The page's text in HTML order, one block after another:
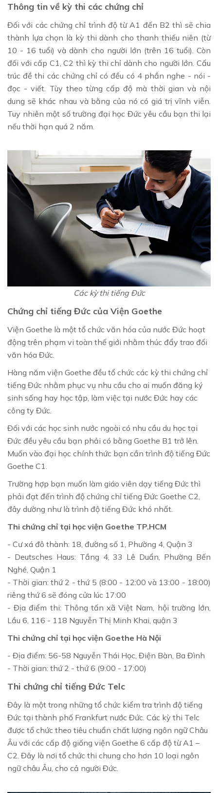
Thông tin về kỳ thi các chứng chỉ
Đối với các chứng chỉ trình độ từ A1 đến B2 thì sẽ chia
thành lựa chọn là kỳ thi dành cho thanh thiếu niên (từ
10 - 16 tuổi) và dành cho người lớn (trên 16 tuổi). Còn
đối với cấp C1, C2 thì kỳ thi chỉ dành cho người lớn. Cấu
trúc đề thi các chứng chỉ có đều có 4 phần nghe - nói -
đọc - viết. Tùy theo từng cấp độ mà thời gian và nội
dung sẽ khác nhau và bằng của nó có giá trị vĩnh viễn.
Tuy nhiên một số trường đại học Đức yêu cầu bạn thi lại
nếu thời hạn quá 2 năm.
Các kỳ thi tiếng Đức
Chứng chỉ tiếng Đức của Viện Goethe
Viện Goethe là một tổ chức văn hóa của nước Đức hoạt
động trên phạm vi toàn thế giới nhằm thúc đẩy trao đổi
văn hóa Đức.
Hàng năm viện Goethe đều tổ chức các kỳ thi chứng chỉ
tiếng Đức nhằm phục vụ nhu cầu cho ai muốn đăng ký
sinh sống hay học tập, làm việc tại nước Đức hay các
công ty Đức.
Đối với các học sinh nước ngoài có nhu cầu du học tại
Đức đều yêu cầu bạn phải có bằng Goethe B1 trở lên.
Muốn vào đại học chính thức bạn cần trình độ tiếng Đức
Goethe C1.
Trường hợp bạn muốn làm giáo viên dạy tiếng Đức thì
phải đạt đến trình độ chứng chỉ tiếng Đức Goethe C2,
đây dường như là trình độ tiếng Đức khó nhất.
Thi chứng chỉ tại học viện Goethe TP.HCM
- Cư xá đô thành: 18, đường số 1, Phường 4, Quận 3
- Deutsches Haus: Tầng 4, 33 Lê Duẩn, Phường Bến
Nghé, Quận 1
- Thời gian: thứ 2 - thứ 5 (8:00 - 12:00 và 13:00 - 18:00)
riêng thứ 6 sẽ đóng cửa lúc 17:00
- Địa điểm thi: Thông tấn xã Việt Nam, hội trường lớn,
Lầu 6, 116 - 118 Nguyễn Thị Minh Khai, quận 3
Thi chứng chỉ tại học viện Goethe Hà Nội
- Địa điểm: 56-58 Nguyễn Thái Học, Điện Bàn, Ba Đình
- Thời gian: thứ 2 - thứ 6 (9:00 - 17:00)
Thi chứng chỉ tiếng Đức Telc
Đây là một trong những tổ chức kiểm tra trình độ tiếng
Đức tại thành phố Frankfurt nước Đức. Các kỳ thi Telc
được tổ chức theo tiêu chuẩn chất lượng ngôn ngữ Châu
Âu với các cấp độ giống viện Goethe 6 cấp độ từ A1 –
C2. Đây là nơi tổ chức thi chung cho hơn 10 loại ngôn
ngữ châu Âu, cho cả người Đức.